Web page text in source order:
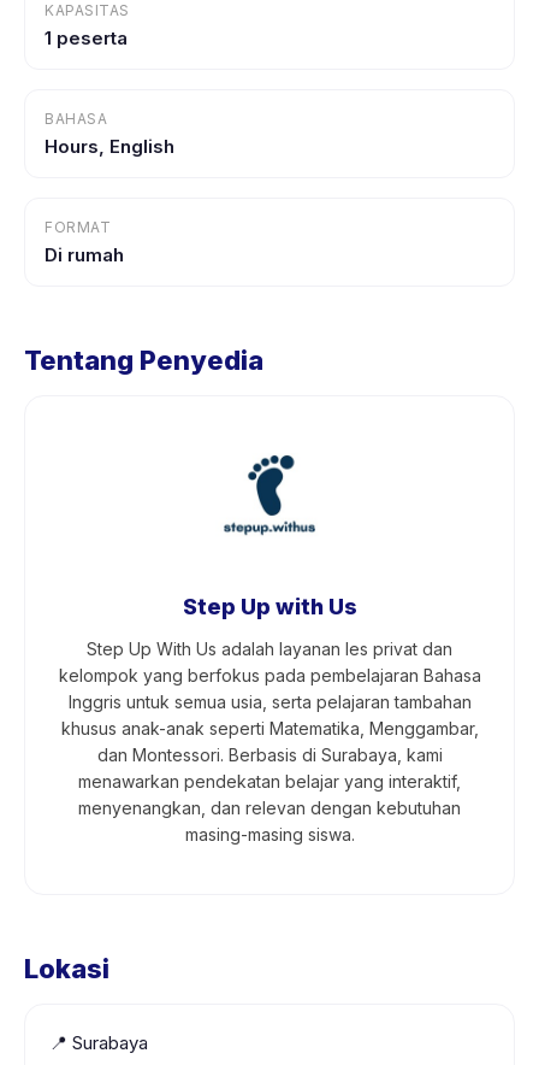
KAPASITAS
1 peserta
BAHASA
Hours, English
FORMAT
Di rumah
Tentang Penyedia
Step Up with Us
Step Up With Us adalah layanan les privat dan
kelompok yang berfokus pada pembelajaran Bahasa
Inggris untuk semua usia, serta pelajaran tambahan
khusus anak-anak seperti Matematika, Menggambar,
dan Montessori. Berbasis di Surabaya, kami
menawarkan pendekatan belajar yang interaktif,
menyenangkan, dan relevan dengan kebutuhan
masing-masing siswa.
Lokasi
📍 Surabaya